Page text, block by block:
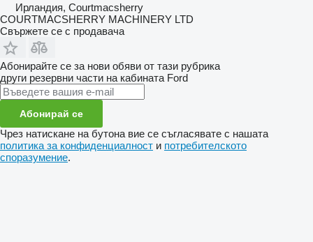
Ирландия, Courtmacsherry
COURTMACSHERRY MACHINERY LTD
Свържете се с продавача
Абонирайте се за нови обяви от тази рубрика
други резервни части на кабината Ford
Абонирай се
Чрез натискане на бутона вие се съгласявате с нашата
политика за конфиденциалност и потребителското
споразумение.